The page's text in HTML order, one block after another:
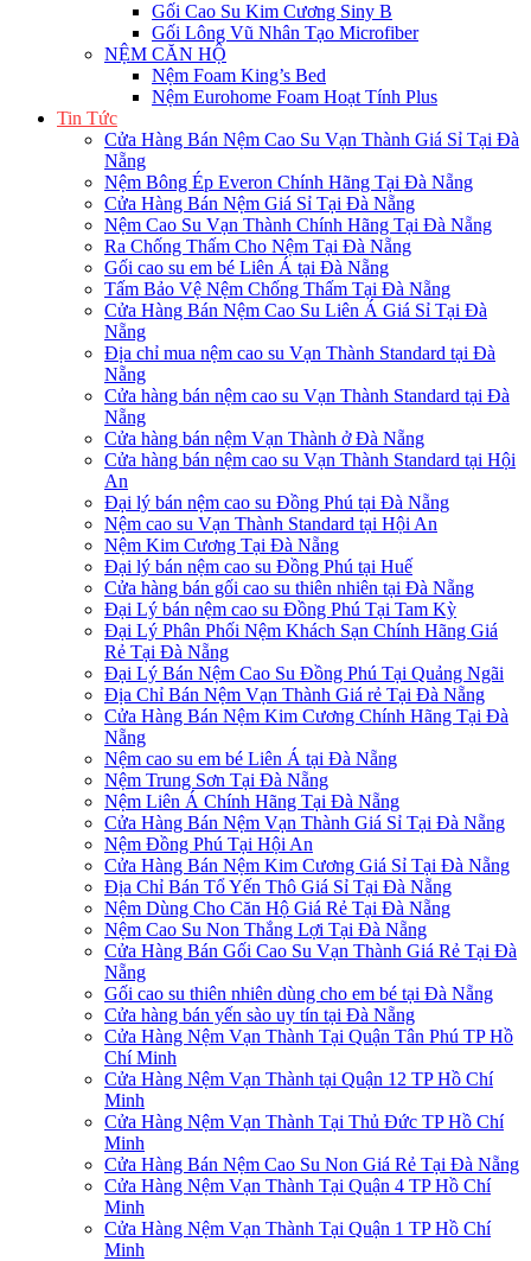
Gối Cao Su Kim Cương Siny B
Gối Lông Vũ Nhân Tạo Microfiber
NỆM CĂN HỘ
Nệm Foam King’s Bed
Nệm Eurohome Foam Hoạt Tính Plus
Tin Tức
Cửa Hàng Bán Nệm Cao Su Vạn Thành Giá Sỉ Tại Đà
Nẵng
Nệm Bông Ép Everon Chính Hãng Tại Đà Nẵng
Cửa Hàng Bán Nệm Giá Sỉ Tại Đà Nẵng
Nệm Cao Su Vạn Thành Chính Hãng Tại Đà Nẵng
Ra Chống Thấm Cho Nệm Tại Đà Nẵng
Gối cao su em bé Liên Á tại Đà Nẵng
Tấm Bảo Vệ Nệm Chống Thấm Tại Đà Nẵng
Cửa Hàng Bán Nệm Cao Su Liên Á Giá Sỉ Tại Đà
Nẵng
Địa chỉ mua nệm cao su Vạn Thành Standard tại Đà
Nẵng
Cửa hàng bán nệm cao su Vạn Thành Standard tại Đà
Nẵng
Cửa hàng bán nệm Vạn Thành ở Đà Nẵng
Cửa hàng bán nệm cao su Vạn Thành Standard tại Hội
An
Đại lý bán nệm cao su Đồng Phú tại Đà Nẵng
Nệm cao su Vạn Thành Standard tại Hội An
Nệm Kim Cương Tại Đà Nẵng
Đại lý bán nệm cao su Đồng Phú tại Huế
Cửa hàng bán gối cao su thiên nhiên tại Đà Nẵng
Đại Lý bán nệm cao su Đồng Phú Tại Tam Kỳ
Đại Lý Phân Phối Nệm Khách Sạn Chính Hãng Giá
Rẻ Tại Đà Nẵng
Đại Lý Bán Nệm Cao Su Đồng Phú Tại Quảng Ngãi
Địa Chỉ Bán Nệm Vạn Thành Giá rẻ Tại Đà Nẵng
Cửa Hàng Bán Nệm Kim Cương Chính Hãng Tại Đà
Nẵng
Nệm cao su em bé Liên Á tại Đà Nẵng
Nệm Trung Sơn Tại Đà Nẵng
Nệm Liên Á Chính Hãng Tại Đà Nẵng
Cửa Hàng Bán Nệm Vạn Thành Giá Sỉ Tại Đà Nẵng
Nệm Đồng Phú Tại Hội An
Cửa Hàng Bán Nệm Kim Cương Giá Sỉ Tại Đà Nẵng
Địa Chỉ Bán Tổ Yến Thô Giá Sỉ Tại Đà Nẵng
Nệm Dùng Cho Căn Hộ Giá Rẻ Tại Đà Nẵng
Nệm Cao Su Non Thắng Lợi Tại Đà Nẵng
Cửa Hàng Bán Gối Cao Su Vạn Thành Giá Rẻ Tại Đà
Nẵng
Gối cao su thiên nhiên dùng cho em bé tại Đà Nẵng
Cửa hàng bán yến sào uy tín tại Đà Nẵng
Cửa Hàng Nệm Vạn Thành Tại Quận Tân Phú TP Hồ
Chí Minh
Cửa Hàng Nệm Vạn Thành tại Quận 12 TP Hồ Chí
Minh
Cửa Hàng Nệm Vạn Thành Tại Thủ Đức TP Hồ Chí
Minh
Cửa Hàng Bán Nệm Cao Su Non Giá Rẻ Tại Đà Nẵng
Cửa Hàng Nệm Vạn Thành Tại Quận 4 TP Hồ Chí
Minh
Cửa Hàng Nệm Vạn Thành Tại Quận 1 TP Hồ Chí
Minh